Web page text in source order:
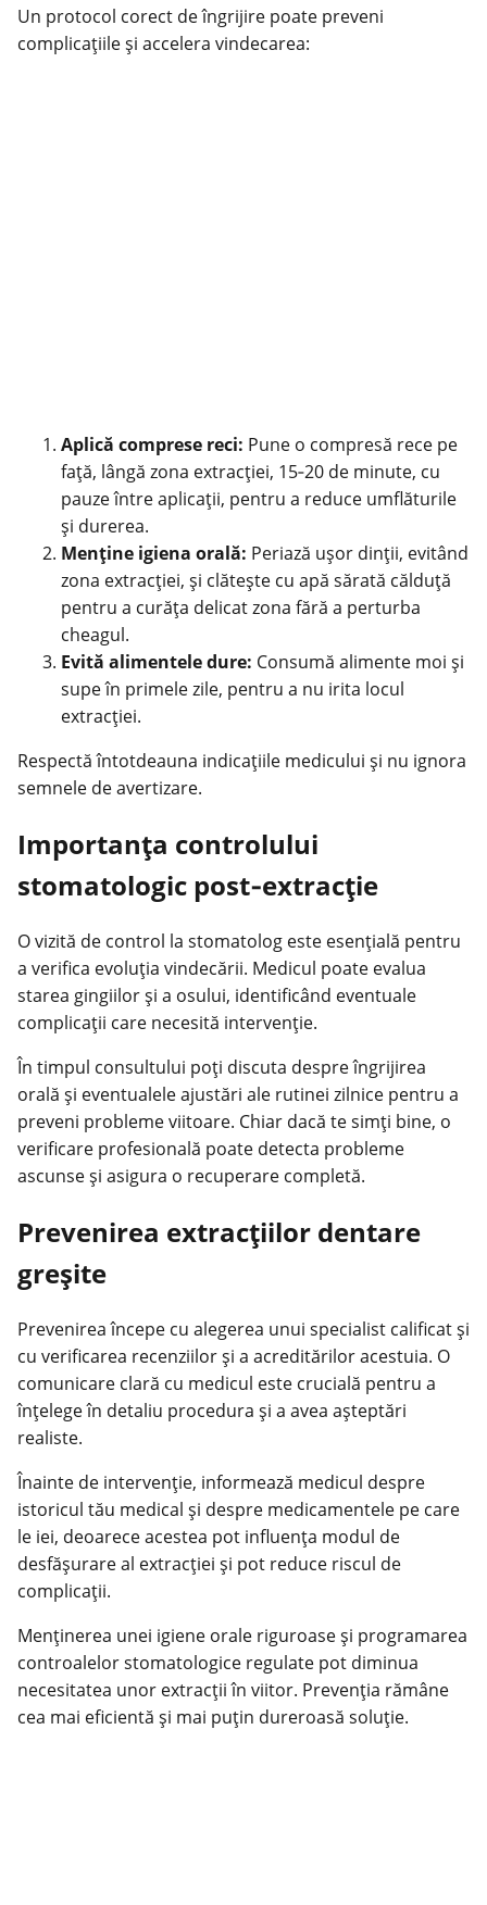
Un protocol corect de îngrijire poate preveni
complicațiile și accelera vindecarea:
Aplică comprese reci: Pune o compresă rece pe
față, lângă zona extracției, 15‑20 de minute, cu
pauze între aplicații, pentru a reduce umflăturile
și durerea.
Menține igiena orală: Periază ușor dinții, evitând
zona extracției, și clătește cu apă sărată călduță
pentru a curăța delicat zona fără a perturba
cheagul.
Evită alimentele dure: Consumă alimente moi și
supe în primele zile, pentru a nu irita locul
extracției.
Respectă întotdeauna indicațiile medicului și nu ignora
semnele de avertizare.
Importanța controlului
stomatologic post‑extracție
O vizită de control la stomatolog este esențială pentru
a verifica evoluția vindecării. Medicul poate evalua
starea gingiilor și a osului, identificând eventuale
complicații care necesită intervenție.
În timpul consultului poţi discuta despre îngrijirea
orală și eventualele ajustări ale rutinei zilnice pentru a
preveni probleme viitoare. Chiar dacă te simţi bine, o
verificare profesională poate detecta probleme
ascunse și asigura o recuperare completă.
Prevenirea extracțiilor dentare
greșite
Prevenirea începe cu alegerea unui specialist calificat și
cu verificarea recenziilor și a acreditărilor acestuia. O
comunicare clară cu medicul este crucială pentru a
înţelege în detaliu procedura și a avea aşteptări
realiste.
Înainte de intervenție, informează medicul despre
istoricul tău medical și despre medicamentele pe care
le iei, deoarece acestea pot influenţa modul de
desfășurare al extracției și pot reduce riscul de
complicații.
Menținerea unei igiene orale riguroase și programarea
controalelor stomatologice regulate pot diminua
necesitatea unor extracții în viitor. Prevenţia rămâne
cea mai eficientă și mai puţin dureroasă soluție.